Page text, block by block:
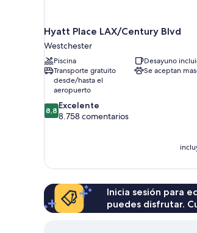
Hyatt Place LAX/Century Blvd
Westchester
Piscina
Desayuno
Transporte gratuito
desde/hasta el
aeropuerto
Se aceptan
8.8
sobre
8,8 Excelente
8.758 comentarios
Inicia sesión para
puedes disfrutar.